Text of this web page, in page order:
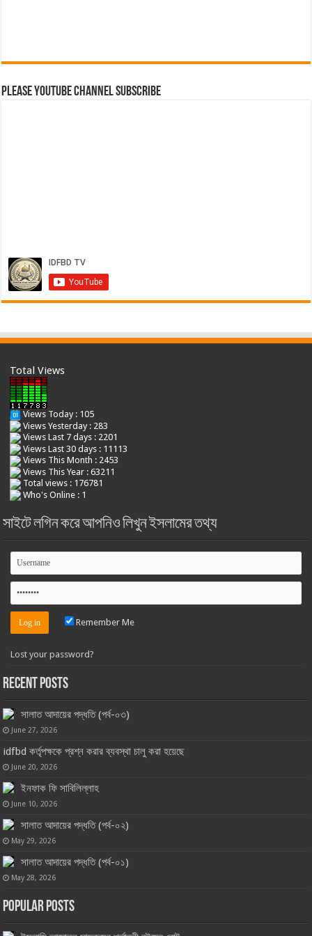
Please Youtube Channel Subscribe
Total Views
Views Today : 105
Views Yesterday : 283
Views Last 7 days : 2201
Views Last 30 days : 11113
Views This Month : 2453
Views This Year : 63211
Total views : 176781
Who's Online : 1
সাইটে লগিন করে আপনিও লিখুন ইসলামের তথ্য
Remember Me
Lost your password?
Recent Posts
সালাত আদায়ের পদ্ধতি (পর্ব-০৩)
June 27, 2026
idfbd কর্তৃপক্ষকে প্রশ্ন করার ব্যবস্থা চালু করা হয়েছে
June 20, 2026
ইনফাক ফি সাবিলিল্লাহ
June 10, 2026
সালাত আদায়ের পদ্ধতি (পর্ব-০২)
May 29, 2026
সালাত আদায়ের পদ্ধতি (পর্ব-০১)
May 28, 2026
Popular Posts